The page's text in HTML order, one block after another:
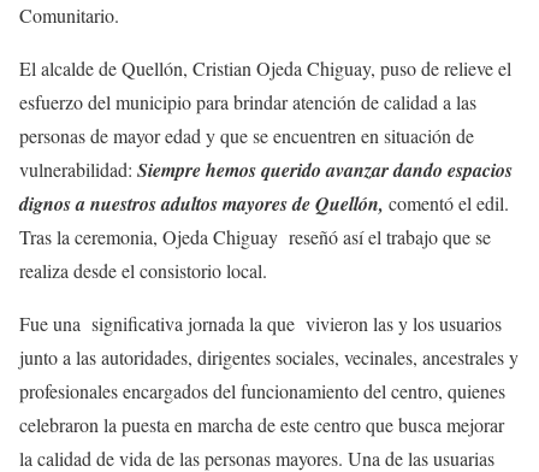
Comunitario.
El alcalde de Quellón, Cristian Ojeda Chiguay, puso de relieve el
esfuerzo del municipio para brindar atención de calidad a las
personas de mayor edad y que se encuentren en situación de
vulnerabilidad: Siempre hemos querido avanzar dando espacios
dignos a nuestros adultos mayores de Quellón, comentó el edil.
Tras la ceremonia, Ojeda Chiguay reseñó así el trabajo que se
realiza desde el consistorio local.
Fue una significativa jornada la que vivieron las y los usuarios
junto a las autoridades, dirigentes sociales, vecinales, ancestrales y
profesionales encargados del funcionamiento del centro, quienes
celebraron la puesta en marcha de este centro que busca mejorar
la calidad de vida de las personas mayores. Una de las usuarias